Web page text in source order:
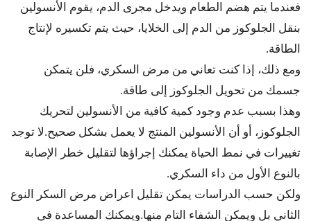
فعندما يتم هضم الطعام ويدخل مجرى الدم، يقوم الأنسولين
بنقل الجلوكوز من الدم إلى الخلايا، حيث يتم تكسيره لإنتاج
الطاقة.
ومع ذلك، إذا كنت تعاني من مرض السكري، فلن يتمكن
جسمك من تحويل الجلوكوز إلى طاقة.
وهذا بسبب عدم وجود كمية كافية من الأنسولين لتحريك
الجلوكوز، أو أن الأنسولين المنتج لا يعمل بشكل صحيح.لا توجد
تغييرات في نمط الحياة يمكنك إجراؤها لتقليل خطر الإصابة
بالنوع الأول من داء السكري.
ولكن حسب الدراسات يمكن تقليل اعراض مرض السكر النوع
الثاني بل ويمكن الشفاء التام منها.ويمكنك المساعدة في